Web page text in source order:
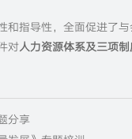
和指导性，全面促进了
对人力资源体系及三项
分享